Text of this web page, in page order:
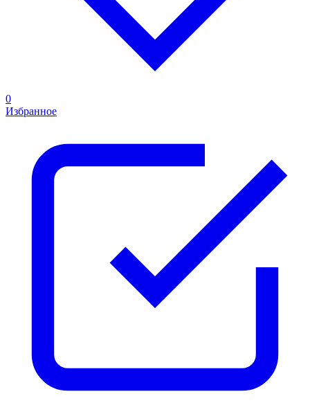
0
Избранное